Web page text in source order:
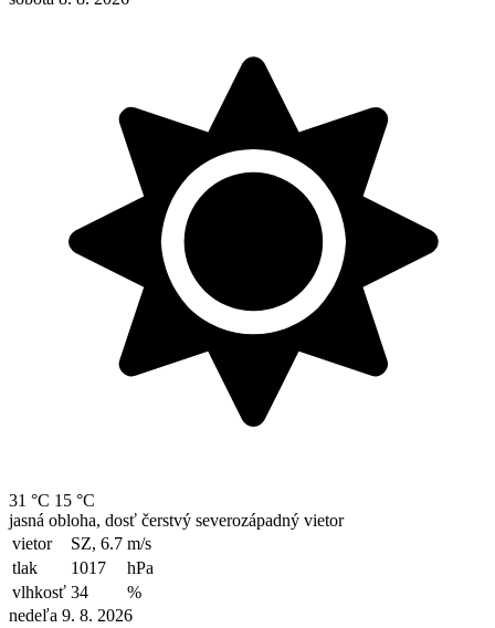
31 °C 15 °C
jasná obloha, dosť čerstvý severozápadný vietor
vietor
SZ, 6.7 m/s
tlak
1017
hPa
vlhkosť 34
%
nedeľa 9. 8. 2026